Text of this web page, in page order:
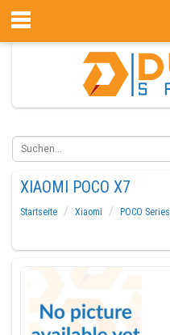
XIAOMI POCO X7
Startseite Xiaomi POCO Series